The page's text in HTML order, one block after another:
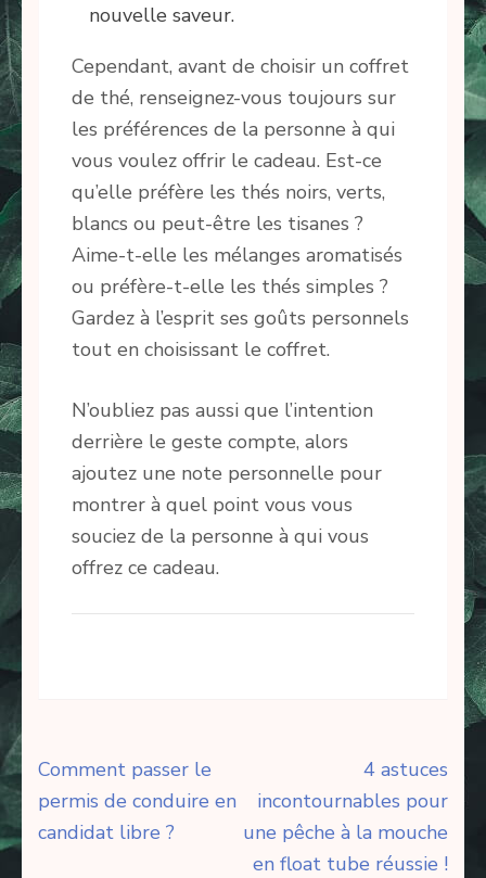
nouvelle saveur.
Cependant, avant de choisir un coffret
de thé, renseignez-vous toujours sur
les préférences de la personne à qui
vous voulez offrir le cadeau. Est-ce
qu’elle préfère les thés noirs, verts,
blancs ou peut-être les tisanes ?
Aime-t-elle les mélanges aromatisés
ou préfère-t-elle les thés simples ?
Gardez à l’esprit ses goûts personnels
tout en choisissant le coffret.
N’oubliez pas aussi que l’intention
derrière le geste compte, alors
ajoutez une note personnelle pour
montrer à quel point vous vous
souciez de la personne à qui vous
offrez ce cadeau.
Navigation
de
l’article
Comment passer le
permis de conduire en
candidat libre ?
4 astuces
incontournables pour
une pêche à la mouche
en float tube réussie !